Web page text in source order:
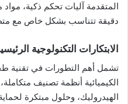
المتقدمة آليات تحكم ذكية،
دقيقة تتناسب بشكل خاص مع
الابتكارات التكنولوجية
تشمل أهم التطورات في تقنية
الكيميائية أنظمة تصنيف
الهيدروليك، وحلول مبتكرة